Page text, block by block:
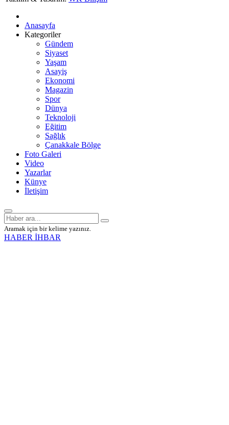
Anasayfa
Kategoriler
Gündem
Siyaset
Yaşam
Asayiş
Ekonomi
Magazin
Spor
Dünya
Teknoloji
Eğitim
Sağlık
Çanakkale Bölge
Foto Galeri
Video
Yazarlar
Künye
İletişim
Aramak için bir kelime yazınız.
HABER İHBAR